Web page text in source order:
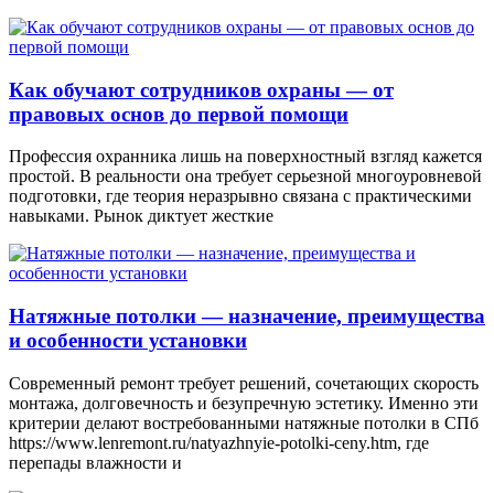
Как обучают сотрудников охраны — от
правовых основ до первой помощи
Профессия охранника лишь на поверхностный взгляд кажется
простой. В реальности она требует серьезной многоуровневой
подготовки, где теория неразрывно связана с практическими
навыками. Рынок диктует жесткие
Натяжные потолки — назначение, преимущества
и особенности установки
Современный ремонт требует решений, сочетающих скорость
монтажа, долговечность и безупречную эстетику. Именно эти
критерии делают востребованными натяжные потолки в СПб
https://www.lenremont.ru/natyazhnyie-potolki-ceny.htm, где
перепады влажности и